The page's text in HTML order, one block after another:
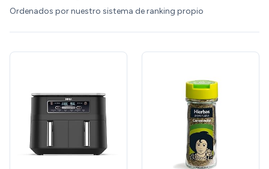
Ordenados por nuestro sistema de ranking propio